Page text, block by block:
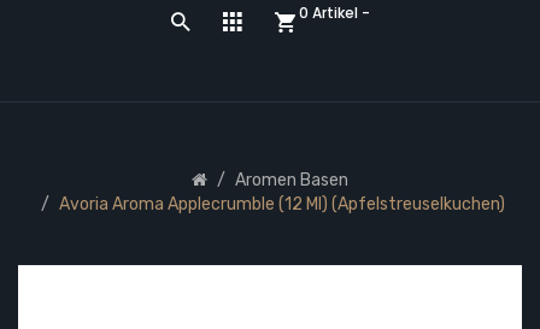
0 Artikel -
Aromen Basen
Avoria Aroma Applecrumble (12 Ml) (Apfelstreuselkuchen)